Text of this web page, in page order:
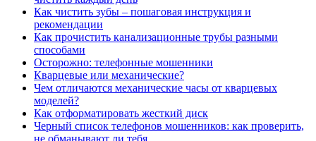
Как чистить зубы – пошаговая инструкция и
рекомендации
Как прочистить канализационные трубы разными
способами
Осторожно: телефонные мошенники
Кварцевые или механические?
Чем отличаются механические часы от кварцевых
моделей?
Как отформатировать жесткий диск
Черный список телефонов мошенников: как проверить,
не обманывают ли тебя